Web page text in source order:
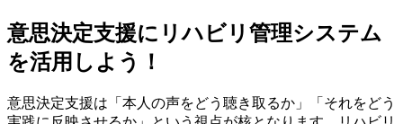
意思決定支援にリハビリ管理システム
を活用しよう！
意思決定支援は「本人の声をどう聴き取るか」「それをどう